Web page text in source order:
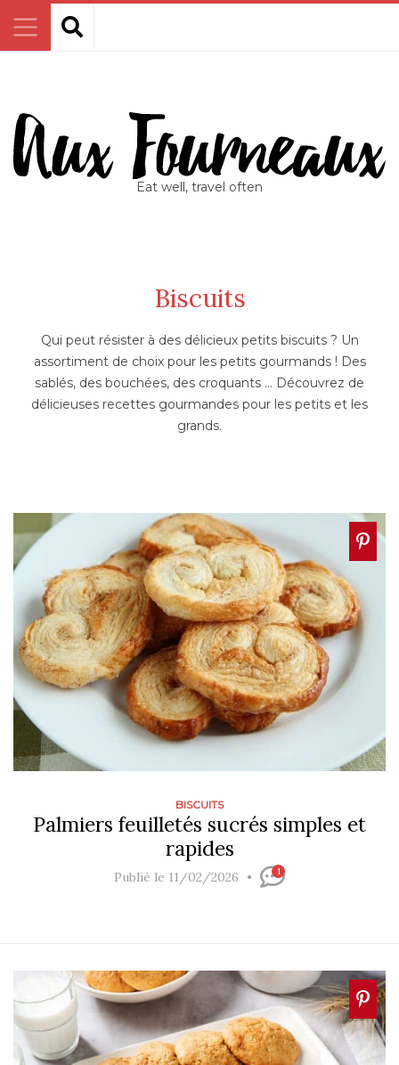
Eat well, travel often
Biscuits
Qui peut résister à des délicieux petits biscuits ? Un
assortiment de choix pour les petits gourmands ! Des
sablés, des bouchées, des croquants … Découvrez de
délicieuses recettes gourmandes pour les petits et les
grands.
BISCUITS
Palmiers feuilletés sucrés simples et
rapides
Publié le 11/02/2026 1